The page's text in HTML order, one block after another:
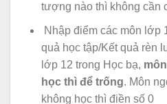
tượng nào thì không cần
Nhập điểm các môn lớp
quả học tập/Kết quả rèn
lớp 12 trong Học bạ,
học thì để trống. Môn
không học thì điền số 0